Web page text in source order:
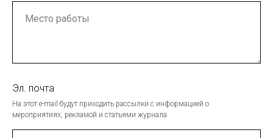
Эл. почта
На этот e-mail будут приходить рассылки с информацией о
мероприятиях, рекламой и статьями журнала